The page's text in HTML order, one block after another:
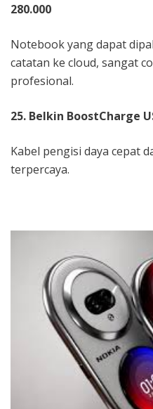
280.000
Notebook yang dapat
catatan ke cloud, sangat
profesional.
25. Belkin BoostCharge
Kabel pengisi daya cepat
terpercaya.